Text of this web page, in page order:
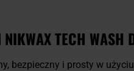
NIKWAX TECH WASH
bezpieczny i prosty w